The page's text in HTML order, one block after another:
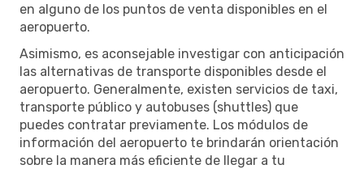
en alguno de los puntos de venta disponibles en el
aeropuerto.
Asimismo, es aconsejable investigar con anticipación
las alternativas de transporte disponibles desde el
aeropuerto. Generalmente, existen servicios de taxi,
transporte público y autobuses (shuttles) que
puedes contratar previamente. Los módulos de
información del aeropuerto te brindarán orientación
sobre la manera más eficiente de llegar a tu